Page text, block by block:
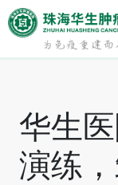
首页
>新闻资讯>
防线，护航
华生
演练